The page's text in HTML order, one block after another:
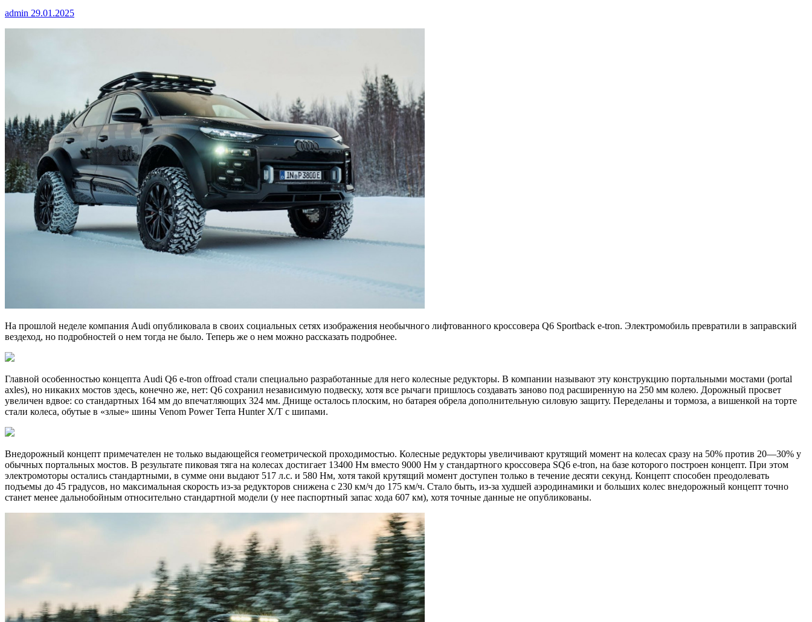
admin 29.01.2025
На прошлой неделе компания Audi опубликовала в своих социальных сетях изображения необычного лифтованного кроссовера Q6 Sportback e-tron. Электромобиль превратили в заправский
вездеход, но подробностей о нем тогда не было. Теперь же о нем можно рассказать подробнее.
Главной особенностью концепта Audi Q6 e-tron offroad стали специально разработанные для него колесные редукторы. В компании называют эту конструкцию портальными мостами (portal
axles), но никаких мостов здесь, конечно же, нет: Q6 сохранил независимую подвеску, хотя все рычаги пришлось создавать заново под расширенную на 250 мм колею. Дорожный просвет
увеличен вдвое: со стандартных 164 мм до впечатляющих 324 мм. Днище осталось плоским, но батарея обрела дополнительную силовую защиту. Переделаны и тормоза, а вишенкой на торте
стали колеса, обутые в «злые» шины Venom Power Terra Hunter X/T с шипами.
Внедорожный концепт примечателен не только выдающейся геометрической проходимостью. Колесные редукторы увеличивают крутящий момент на колесах сразу на 50% против 20—30% у
обычных портальных мостов. В результате пиковая тяга на колесах достигает 13400 Нм вместо 9000 Нм у стандартного кроссовера SQ6 e-tron, на базе которого построен концепт. При этом
электромоторы остались стандартными, в сумме они выдают 517 л.с. и 580 Нм, хотя такой крутящий момент доступен только в течение десяти секунд. Концепт способен преодолевать
подъемы до 45 градусов, но максимальная скорость из-за редукторов снижена с 230 км/ч до 175 км/ч. Стало быть, из-за худшей аэродинамики и больших колес внедорожный концепт точно
станет менее дальнобойным относительно стандартной модели (у нее паспортный запас хода 607 км), хотя точные данные не опубликованы.